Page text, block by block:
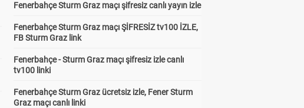
Fenerbahçe Sturm Graz maçı şifresiz canlı yayın izle
Fenerbahçe Sturm Graz maçı ŞİFRESİZ tv100 İZLE,
FB Sturm Graz link
Fenerbahçe - Sturm Graz maçı şifresiz izle canlı
tv100 linki
Fenerbahçe Sturm Graz ücretsiz izle, Fener Sturm
Graz maçı canlı linki